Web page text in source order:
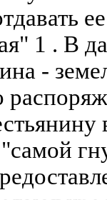
1 . В
-
"самой